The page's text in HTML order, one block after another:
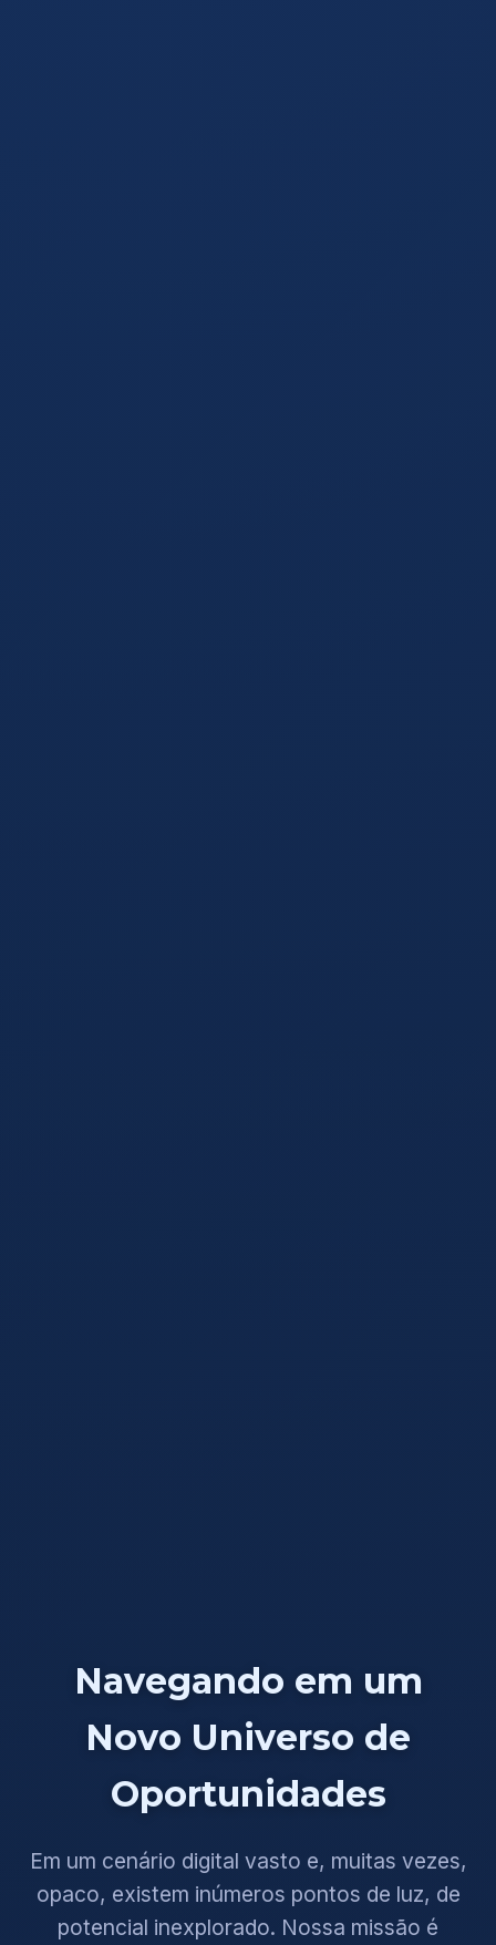
Navegando em um
Novo Universo de
Oportunidades
Em um cenário digital vasto e, muitas vezes,
opaco, existem inúmeros pontos de luz, de
potencial inexplorado. Nossa missão é